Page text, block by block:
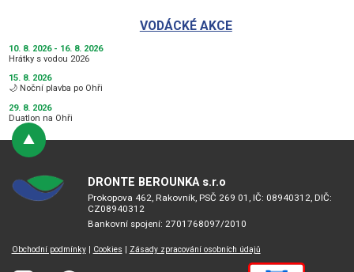
VODÁCKÉ AKCE
10. 8. 2026 - 16. 8. 2026
Hrátky s vodou 2026
15. 8. 2026
🌙 Noční plavba po Ohři
29. 8. 2026
Duatlon na Ohři
DRONTE BEROUNKA s.r.o
Prokopova 462, Rakovník, PSČ 269 01, IČ: 08940312, DIČ:
CZ08940312
Bankovní spojení: 2701768097/2010
Obchodní podmínky| Cookies Zásady zpracování osobních údajů